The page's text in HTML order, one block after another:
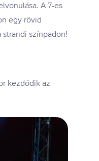
A 7-es
egy rövid
színpadon!
kezdődik az